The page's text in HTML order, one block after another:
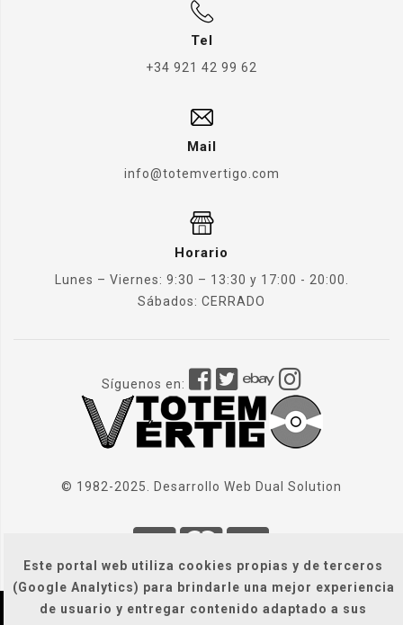
Este portal web utiliza cookies propias y de terceros
(Google Analytics) para brindarle una mejor experiencia
de usuario y entregar contenido adaptado a sus
Tel
+34 921 42 99 62
Mail
info@totemvertigo.com
Horario
Lunes – Viernes: 9:30 – 13:30 y 17:00 - 20:00.
Sábados: CERRADO
Síguenos en:
© 1982-2025. Desarrollo Web Dual Solution